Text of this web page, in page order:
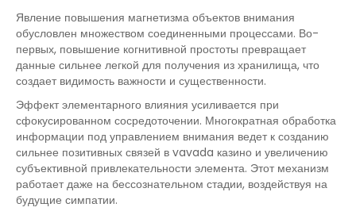
Явление повышения магнетизма объектов внимания
обусловлен множеством соединенными процессами. Во-
первых, повышение когнитивной простоты превращает
данные сильнее легкой для получения из хранилища, что
создает видимость важности и существенности.
Эффект элементарного влияния усиливается при
сфокусированном сосредоточении. Многократная обработка
информации под управлением внимания ведет к созданию
сильнее позитивных связей в vavada казино и увеличению
субъективной привлекательности элемента. Этот механизм
работает даже на бессознательном стадии, воздействуя на
будущие симпатии.